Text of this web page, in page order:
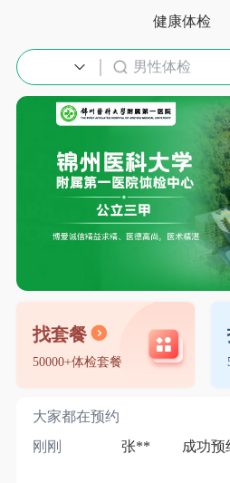
健康体检
男性体检
找套餐
50000+体检套餐
大家都在预约
刚刚
张** 成功预